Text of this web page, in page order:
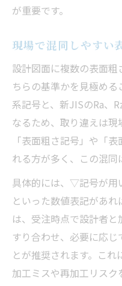
が重要です。
現場で混同しやすい
設計図面に複数の表面
ちらの基準かを見極め
系記号と、新JISのRa、
なるため、取り違えは
「表面粗さ記号」や「
れる方が多く、この混同
具体的には、▽記号が用
といった数値表記があ
は、受注時点で設計者
すり合わせ、必要に応
とが推奨されます。こ
加工ミスや再加工リスク